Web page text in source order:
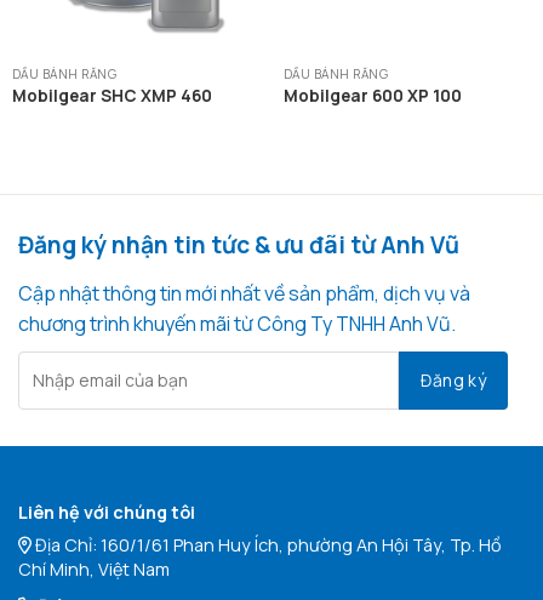
DẦU BÁNH RĂNG
Mobilgear SHC XMP 460
DẦU BÁNH RĂNG
Mobilgear 600 XP 100
Đăng ký nhận tin tức & ưu đãi từ Anh Vũ
Cập nhật thông tin mới nhất về sản phẩm, dịch vụ và
chương trình khuyến mãi từ Công Ty TNHH Anh Vũ.
Liên hệ với chúng tôi
Địa Chỉ: 160/1/61 Phan Huy Ích, phường An Hội Tây, Tp. Hồ
Chí Minh, Việt Nam